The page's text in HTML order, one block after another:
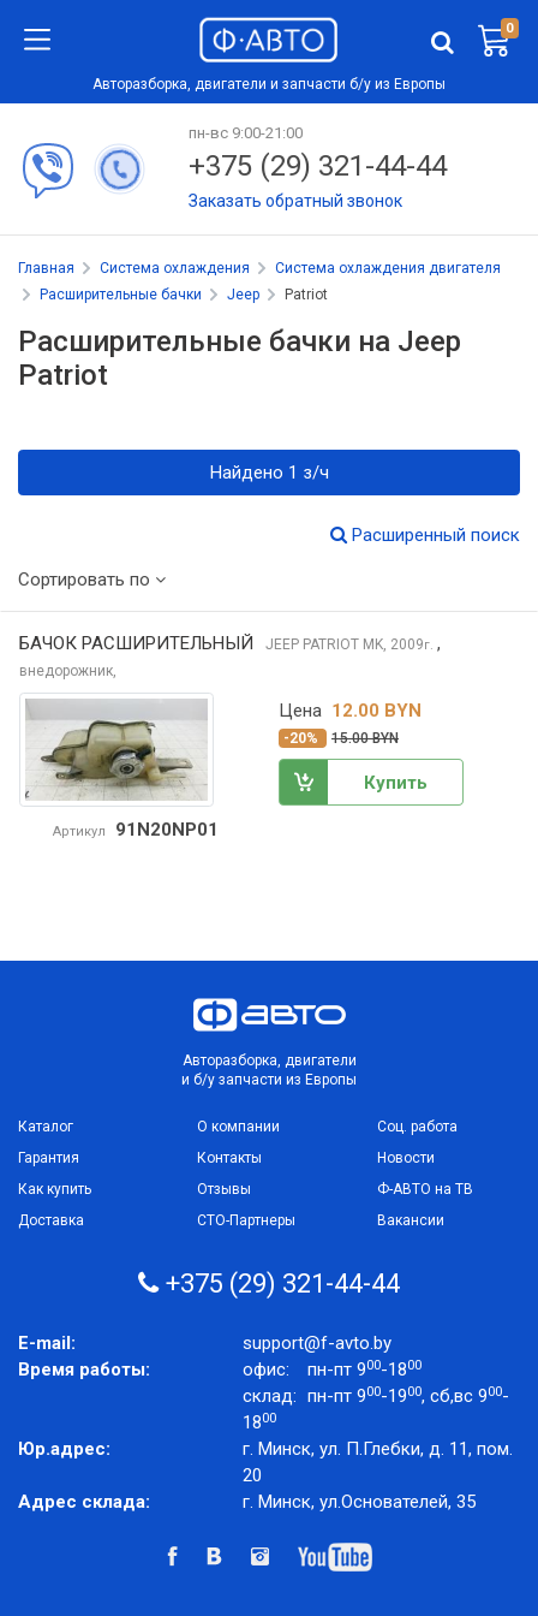
0
Авторазборка, двигатели и запчасти б/у из Европы
пн-вс 9:00-21:00
+375 (29) 321-44-44
Заказать обратный звонок
Главная Система охлаждения
Система охлаждения двигателя
Расширительные бачки
Jeep Patriot
Расширительные бачки на Jeep
Patriot
Найдено 1 з/ч
Расширенный поиск
Сортировать по
БАЧОК РАСШИРИТЕЛЬНЫЙ JEEP PATRIOT MK, 2009г. ,
внедорожник,
Артикул 91N20NP01
Цена 12.00 BYN
-20% 15.00 BYN
Купить
Авторазборка, двигатели
и б/у запчасти из Европы
Каталог
Гарантия
Как купить
Доставка
О компании
Контакты
Отзывы
СТО-Партнеры
Соц. работа
Новости
Ф-АВТО на ТВ
Вакансии
+375 (29) 321-44-44
E-mail:
support@f-avto.by
Время работы:
офис: пн-пт 900-1800
склад: пн-пт 900-1900, сб,вс 900-
1800
Юр.адрес:
г. Минск, ул. П.Глебки, д. 11, пом.
20
Адрес склада:
г. Минск, ул.Основателей, 35